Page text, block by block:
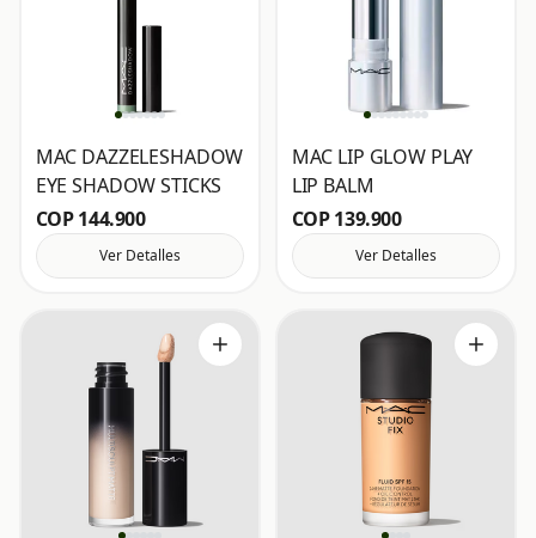
MAC DAZZELESHADOW
EYE SHADOW STICKS
COP 144.900
Ver Detalles
MAC LIP GLOW PLAY
LIP BALM
COP 139.900
Ver Detalles